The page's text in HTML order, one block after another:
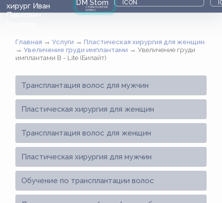
СТОМАТОЛОГИЯ
DAMAS
Главная →Услуги →Пластическая хирургия для женщин
→Увеличение груди имплантами →Увеличение груди
имплантами B - Lite (Билайт)
Трансплантация волос для мужчин
Пластическая хирургия для женщин
Трансплантация волос для женщин
Пластическая хирургия для мужчин
Обучение по трансплантации волос